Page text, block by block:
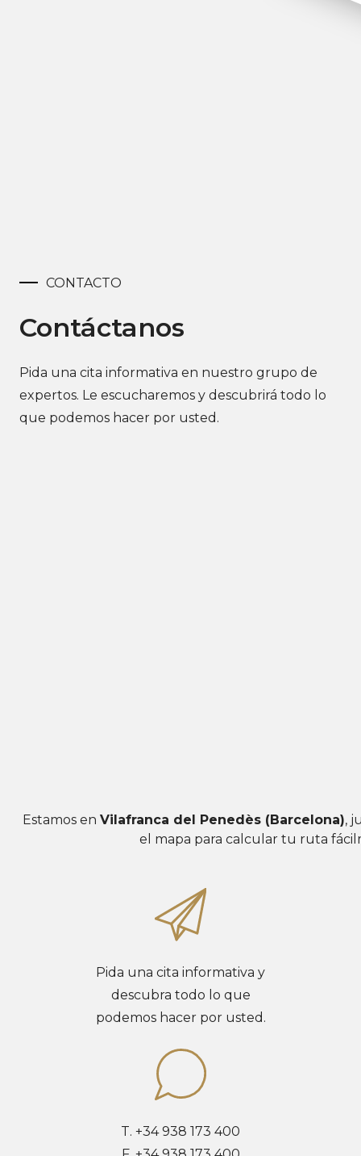
CONTACTO
Contáctanos
Pida una cita informativa en nuestro grupo de
expertos. Le escucharemos y descubrirá todo lo
que podemos hacer por usted.
Estamos en Vilafranca del Penedès (Barcelona),
el mapa para calcular tu ruta
Pida una cita informativa y
descubra todo lo que
podemos hacer por usted.
T. +34 938 173 400